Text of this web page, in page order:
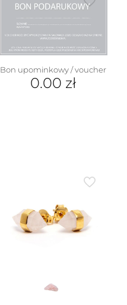
można
wybrać
na
stronie
produktu
Bon upominkowy / voucher
0.00 zł